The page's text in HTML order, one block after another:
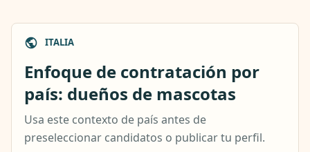
ITALIA
Enfoque de contratación por
país: dueños de mascotas
Usa este contexto de país antes de
preseleccionar candidatos o publicar tu perfil.